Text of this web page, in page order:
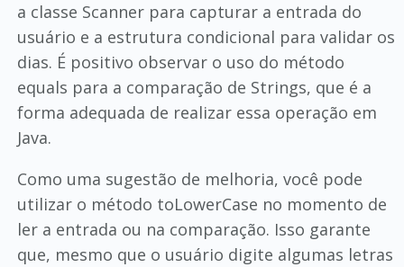
a classe Scanner para capturar a entrada do
usuário e a estrutura condicional para validar os
dias. É positivo observar o uso do método
equals para a comparação de Strings, que é a
forma adequada de realizar essa operação em
Java.
Como uma sugestão de melhoria, você pode
utilizar o método toLowerCase no momento de
ler a entrada ou na comparação. Isso garante
que, mesmo que o usuário digite algumas letras